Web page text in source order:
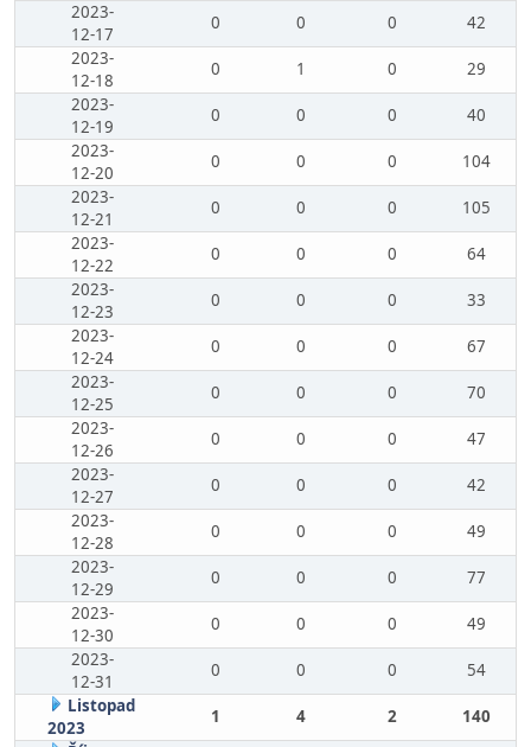
2023-
12-17
0 0 0
42
2023-
12-18
0 1 0
29
2023-
12-19
0 0 0
40
2023-
12-20
0 0 0
104
2023-
12-21
0 0 0
105
2023-
12-22
0 0 0
64
2023-
12-23
0 0 0
33
2023-
12-24
0 0 0
67
2023-
12-25
0 0 0
70
2023-
12-26
0 0 0
47
2023-
12-27
0 0 0
42
2023-
12-28
0 0 0
49
2023-
12-29
0 0 0
77
2023-
12-30
0 0 0
49
2023-
12-31
0 0 0
54
Listopad
2023
1 4 2
140